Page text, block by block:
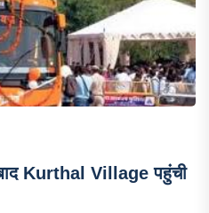
Kurthal Village पहुंची